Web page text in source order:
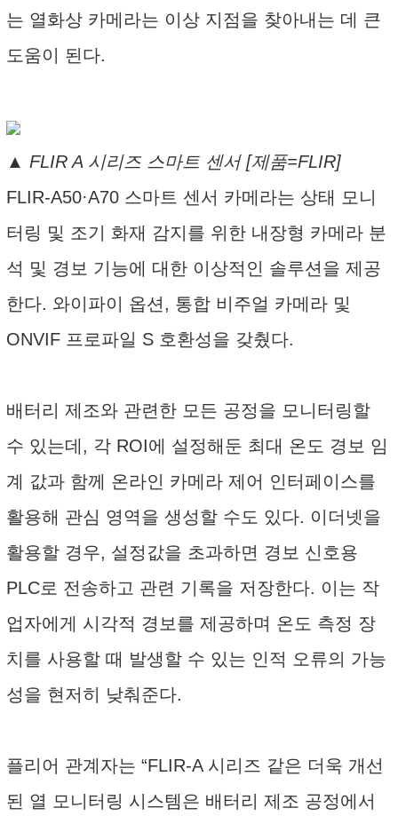
는 열화상 카메라는 이상 지점을 찾아내는 데 큰
도움이 된다.
▲ FLIR A 시리즈 스마트 센서 [제품=FLIR]
FLIR-A50·A70 스마트 센서 카메라는 상태 모니
터링 및 조기 화재 감지를 위한 내장형 카메라 분
석 및 경보 기능에 대한 이상적인 솔루션을 제공
한다. 와이파이 옵션, 통합 비주얼 카메라 및
ONVIF 프로파일 S 호환성을 갖췄다.
배터리 제조와 관련한 모든 공정을 모니터링할
수 있는데, 각 ROI에 설정해둔 최대 온도 경보 임
계 값과 함께 온라인 카메라 제어 인터페이스를
활용해 관심 영역을 생성할 수도 있다. 이더넷을
활용할 경우, 설정값을 초과하면 경보 신호용
PLC로 전송하고 관련 기록을 저장한다. 이는 작
업자에게 시각적 경보를 제공하며 온도 측정 장
치를 사용할 때 발생할 수 있는 인적 오류의 가능
성을 현저히 낮춰준다.
플리어 관계자는 “FLIR-A 시리즈 같은 더욱 개선
된 열 모니터링 시스템은 배터리 제조 공정에서